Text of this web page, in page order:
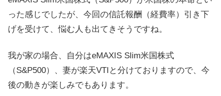
った感じでしたが、今回の信託報酬（経費率）引き下
げを受けて、悩む人も出てきそうですね。
我が家の場合、自分はeMAXIS Slim米国株式
（S&P500）、妻が楽天VTIと分けておりますので、今
後の動きが楽しみでもあります。